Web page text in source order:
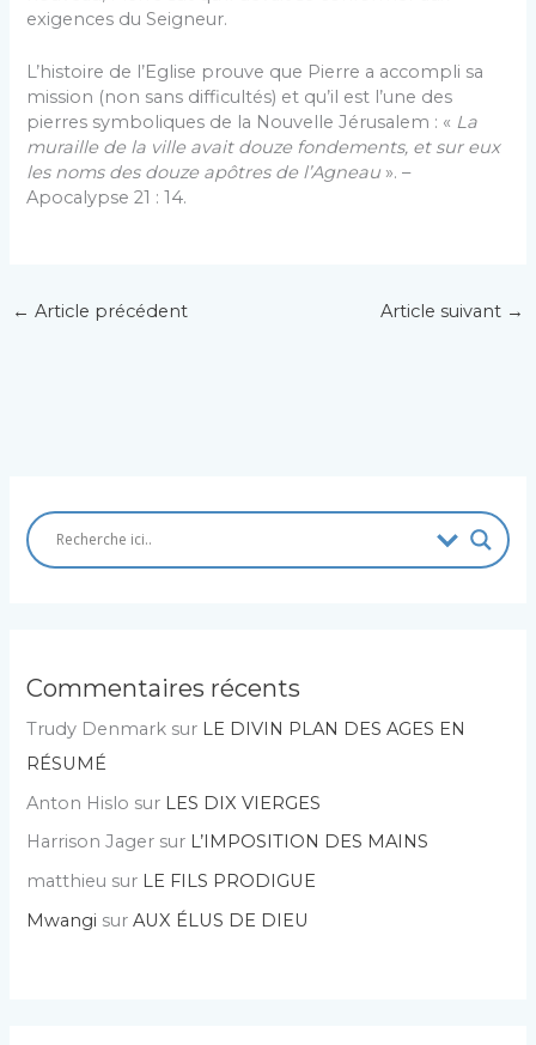
exigences du Seigneur.
L’histoire de l’Eglise prouve que Pierre a accompli sa
mission (non sans difficultés) et qu’il est l’une des
pierres symboliques de la Nouvelle Jérusalem : « La
muraille de la ville avait douze fondements, et sur eux
les noms des douze apôtres de l’Agneau ». –
Apocalypse 21 : 14.
← Article précédent Article suivant →
Commentaires récents
Trudy Denmark sur LE DIVIN PLAN DES AGES EN
RÉSUMÉ
Anton Hislo sur LES DIX VIERGES
Harrison Jager sur L’IMPOSITION DES MAINS
matthieu sur LE FILS PRODIGUE
Mwangi surAUX ÉLUS DE DIEU